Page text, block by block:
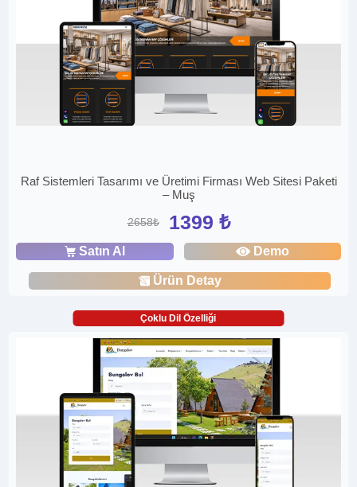
Raf Sistemleri Tasarımı ve Üretimi Firması Web Sitesi Paketi
– Muş
2658₺ 1399 ₺
Satın Al Demo
Ürün Detay
Çoklu Dil Özelliği